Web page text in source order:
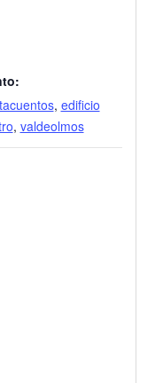
, edificio
, valdeolmos